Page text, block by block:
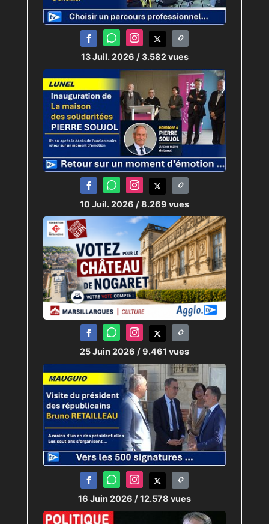
13 Juil. 2026 / 3.582 vues
10 Juil. 2026 / 8.269 vues
25 Juin 2026 / 9.461 vues
16 Juin 2026 / 12.578 vues